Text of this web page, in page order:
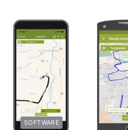
SOFTWARE